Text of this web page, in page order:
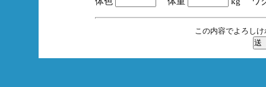
この内容でよろし